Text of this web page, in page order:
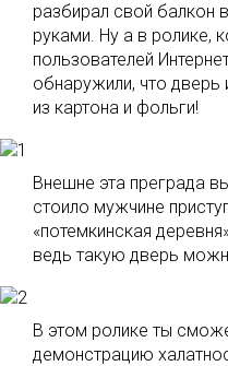
разбирал свой балкон
руками. Ну а в ролике,
пользователей
обнаружили, что дверь
из картона и фольги!
Внешне эта преграда
стоило мужчине
«потемкинская
ведь такую дверь
В этом ролике ты
демонстрацию